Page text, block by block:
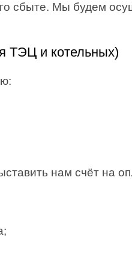
сбыте. Мы будем
ТЭЦ и котельных)
нам счёт на